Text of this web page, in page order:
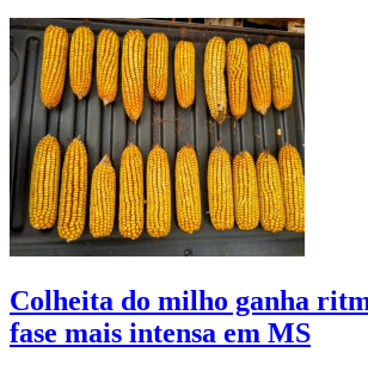
Colheita do milho ganha
fase mais intensa em MS